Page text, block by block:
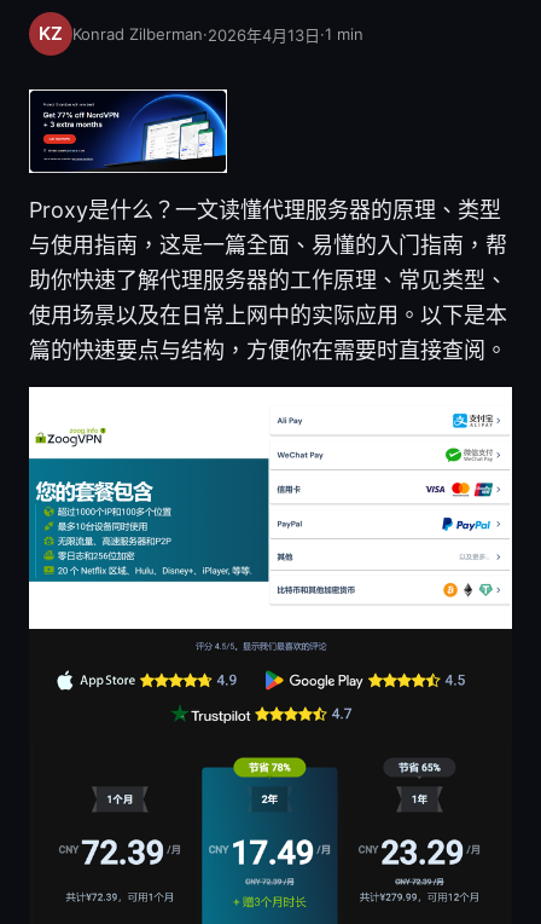
Konrad Zilberman·2026年4月13日·1 min
Proxy是什么？一文读懂代理服务器的原理、类型
与使用指南，这是一篇全面、易懂的入门指南，帮
助你快速了解代理服务器的工作原理、常见类型、
使用场景以及在日常上网中的实际应用。以下是本
篇的快速要点与结构，方便你在需要时直接查阅。